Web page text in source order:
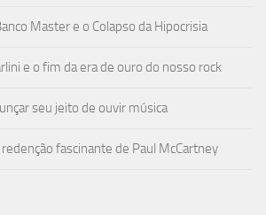
Master e o Colapso da Hipocrisia
e o fim da era de ouro do nosso rock
seu jeito de ouvir música
fascinante de Paul McCartney